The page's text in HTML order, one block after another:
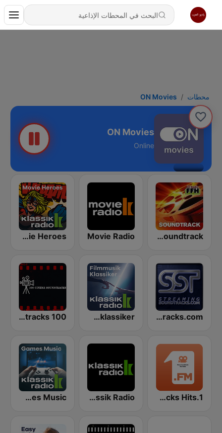
محطات ON Movies
ON Movies
Online
FFH Soundtrack
Movie Radio
Klassik Radio Movie Heroes
StreamingSoundtracks.com
Klassik Radio Filmklassiker
100 Cinema Soundtracks
1.FM - Movie Soundtracks Hits
Klassik Radio
Klassik Radio Games Music